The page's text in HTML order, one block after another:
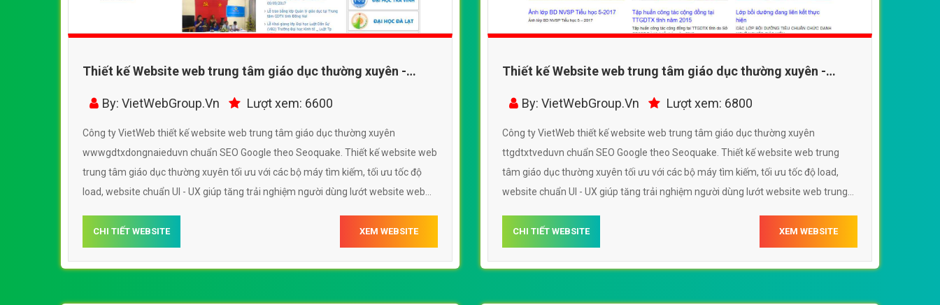
Thiết kế Website web trung tâm giáo dục thường xuyên -
wwwgdtxdongnaieduvn
By: VietWebGroup.Vn Lượt xem: 6600
Công ty VietWeb thiết kế website web trung tâm giáo dục thường xuyên
wwwgdtxdongnaieduvn chuẩn SEO Google theo Seoquake. Thiết kế website web
trung tâm giáo dục thường xuyên tối ưu với các bộ máy tìm kiếm, tối ưu tốc độ
load, website chuẩn UI - UX giúp tăng trải nghiệm người dùng lướt website web
CHI TIẾT WEBSITE XEM WEBSITE
Thiết kế Website web trung tâm giáo dục thường xuyên -
ttgdtxtveduvn
By: VietWebGroup.Vn Lượt xem: 6800
Công ty VietWeb thiết kế website web trung tâm giáo dục thường xuyên
ttgdtxtveduvn chuẩn SEO Google theo Seoquake. Thiết kế website web trung
tâm giáo dục thường xuyên tối ưu với các bộ máy tìm kiếm, tối ưu tốc độ load,
website chuẩn UI - UX giúp tăng trải nghiệm người dùng lướt website web trung
CHI TIẾT WEBSITE XEM WEBSITE